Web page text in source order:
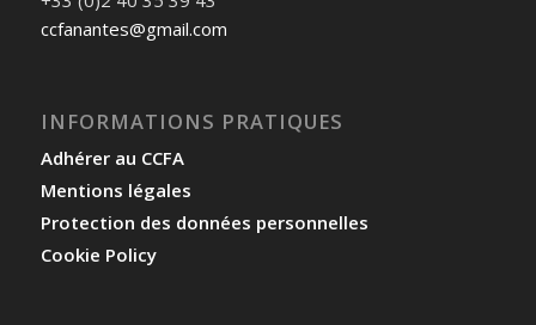
ccfanantes@gmail.com
INFORMATIONS PRATIQUES
Adhérer au CCFA
Mentions légales
Protection des données personnelles
Cookie Policy